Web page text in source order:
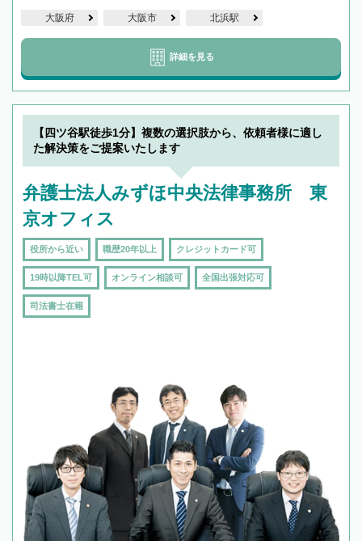
大阪府 大阪市 北浜駅
詳細を見る
【四ツ谷駅徒歩1分】複数の選択肢から、依頼者様に適し
た解決策をご提案いたします
弁護士法人みずほ中央法律事務所 東
京オフィス
役所から近い 職歴20年以上 クレジットカード可
19時以降TEL可 オンライン相談可 全国出張対応可
司法書士在籍